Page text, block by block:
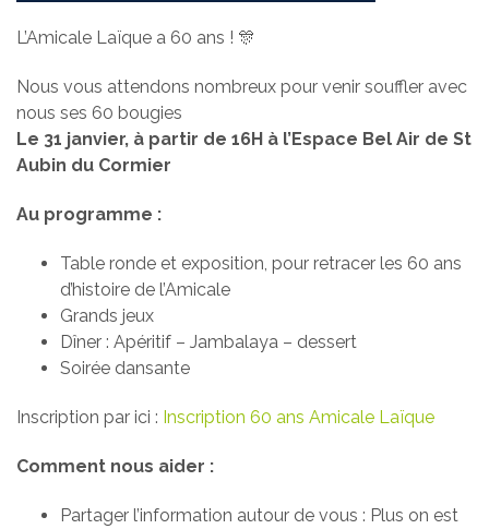
L’Amicale Laïque a 60 ans ! 🎊
Nous vous attendons nombreux pour venir souffler avec
nous ses 60 bougies
Le 31 janvier, à partir de 16H à l’Espace Bel Air de St
Aubin du Cormier
Au programme :
Table ronde et exposition, pour retracer les 60 ans
d’histoire de l’Amicale
Grands jeux
Dîner : Apéritif – Jambalaya – dessert
Soirée dansante
Inscription par ici : Inscription 60 ans Amicale Laïque
Comment nous aider :
Partager l’information autour de vous : Plus on est